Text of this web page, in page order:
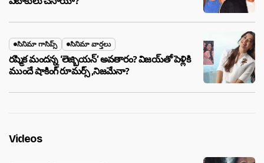
సినిమా గాసిప్స్ సినిమా వార్తలు
రష్మిక మందన్న ‘లెజ్బియన్’ అవతారం? విజయ్‌తో పెళ్లికి
ముందే షాకింగ్ రూమర్స్ ,నిజమేనా?
Videos